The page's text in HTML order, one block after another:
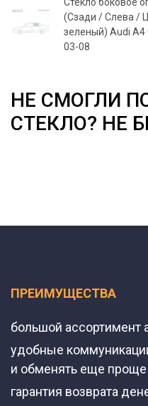
(Сзади / Слева /
зеленый) Audi A4
03-08
НЕ СМОГЛИ
СТЕКЛО? НЕ
ПРЕИМУЩЕСТВА
большой ассортимент
удобные
и обменять еще проще
гарантия возврата